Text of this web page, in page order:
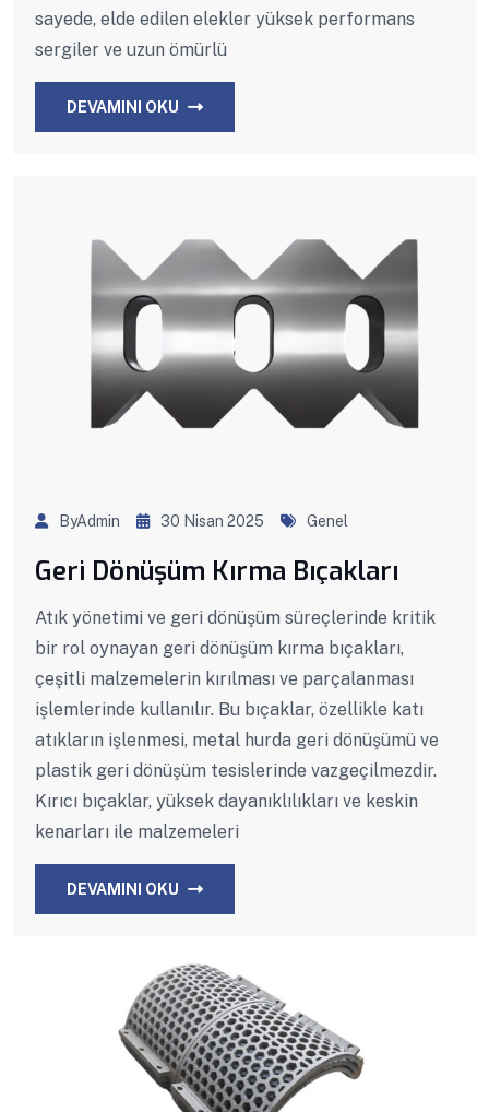
sayede, elde edilen elekler yüksek performans
sergiler ve uzun ömürlü
DEVAMINI OKU
ByAdmin 30 Nisan 2025 Genel
Geri Dönüşüm Kırma Bıçakları
Atık yönetimi ve geri dönüşüm süreçlerinde kritik
bir rol oynayan geri dönüşüm kırma bıçakları,
çeşitli malzemelerin kırılması ve parçalanması
işlemlerinde kullanılır. Bu bıçaklar, özellikle katı
atıkların işlenmesi, metal hurda geri dönüşümü ve
plastik geri dönüşüm tesislerinde vazgeçilmezdir.
Kırıcı bıçaklar, yüksek dayanıklılıkları ve keskin
kenarları ile malzemeleri
DEVAMINI OKU